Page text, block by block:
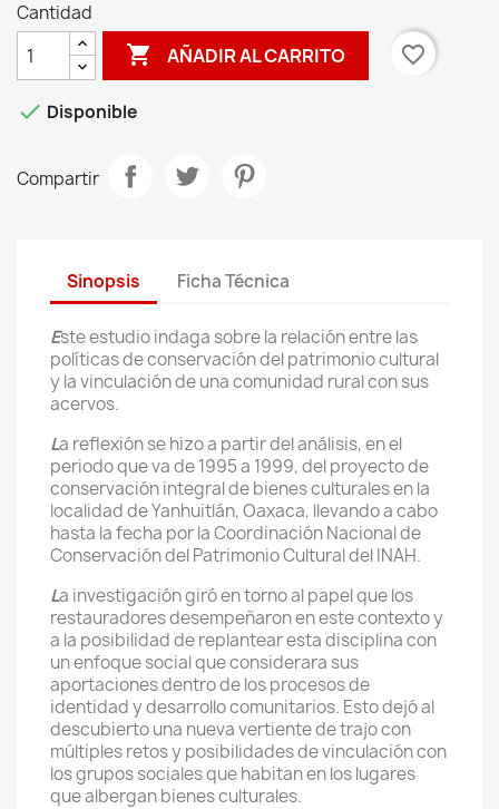
Cantidad
 AÑADIR AL CARRITO favorite_border
 Disponible
Compartir
Sinopsis Ficha Técnica
Este estudio indaga sobre la relación entre las
políticas de conservación del patrimonio cultural
y la vinculación de una comunidad rural con sus
acervos.
La reflexión se hizo a partir del análisis, en el
periodo que va de 1995 a 1999, del proyecto de
conservación integral de bienes culturales en la
localidad de Yanhuitlán, Oaxaca, llevando a cabo
hasta la fecha por la Coordinación Nacional de
Conservación del Patrimonio Cultural del INAH.
La investigación giró en torno al papel que los
restauradores desempeñaron en este contexto y
a la posibilidad de replantear esta disciplina con
un enfoque social que considerara sus
aportaciones dentro de los procesos de
identidad y desarrollo comunitarios. Esto dejó al
descubierto una nueva vertiente de trajo con
múltiples retos y posibilidades de vinculación con
los grupos sociales que habitan en los lugares
que albergan bienes culturales.